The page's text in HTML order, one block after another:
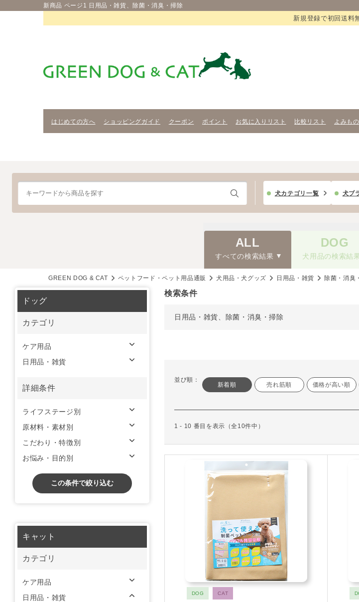
新商品 ページ1 日用品・雑貨、除菌・消臭・掃除
新規登録で初回送料
はじめての方へ ショッピングガイド クーポン ポイント お気に入りリスト 比較リスト よみもの
犬カテゴリ一覧 犬ブ
ALL
すべての検索結果
DOG
犬用品の検索結
GREEN DOG & CAT ペットフード・ペット用品通販 犬用品・犬グッズ 日用品・雑貨 除菌・消臭
検索条件
日用品・雑貨、除菌・消臭・掃除
並び順：
新着順 売れ筋順 価格が高い順
1 - 10 番目を表示（全10件中）
DOG CAT
ドッグ
カテゴリ
ケア用品
日用品・雑貨
詳細条件
ライフステージ別
原材料・素材別
こだわり・特徴別
お悩み・目的別
この条件で絞り込む
キャット
カテゴリ
ケア用品
日用品・雑貨